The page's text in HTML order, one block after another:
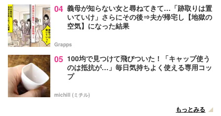
04 義母が知らない女と尋ねてきて…「跡取りは置
いていけ」さらにその後⇒夫が帰宅し【地獄の
空気】になった結果
Grapps
05 100均で見つけて飛びついた！「キャップ使う
のは抵抗が…」毎日気持ちよく使える専用コッ
プ
michill (ミチル)
もっとみる